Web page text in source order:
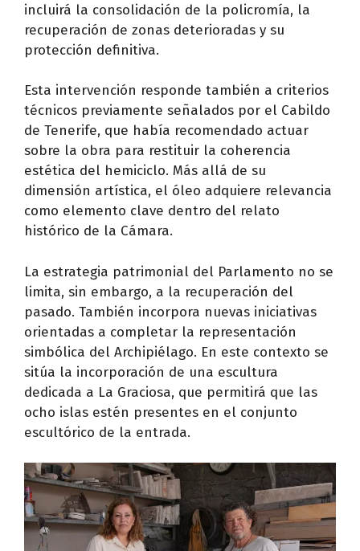
incluirá la consolidación de la policromía, la
recuperación de zonas deterioradas y su
protección definitiva.
Esta intervención responde también a criterios
técnicos previamente señalados por el Cabildo
de Tenerife, que había recomendado actuar
sobre la obra para restituir la coherencia
estética del hemiciclo. Más allá de su
dimensión artística, el óleo adquiere relevancia
como elemento clave dentro del relato
histórico de la Cámara.
La estrategia patrimonial del Parlamento no se
limita, sin embargo, a la recuperación del
pasado. También incorpora nuevas iniciativas
orientadas a completar la representación
simbólica del Archipiélago. En este contexto se
sitúa la incorporación de una escultura
dedicada a La Graciosa, que permitirá que las
ocho islas estén presentes en el conjunto
escultórico de la entrada.